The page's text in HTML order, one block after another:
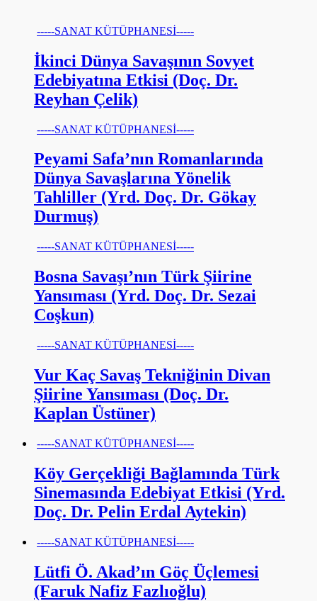
-----SANAT KÜTÜPHANESİ-----
İkinci Dünya Savaşının Sovyet
Edebiyatına Etkisi (Doç. Dr.
Reyhan Çelik)
-----SANAT KÜTÜPHANESİ-----
Peyami Safa’nın Romanlarında
Dünya Savaşlarına Yönelik
Tahliller (Yrd. Doç. Dr. Gökay
Durmuş)
-----SANAT KÜTÜPHANESİ-----
Bosna Savaşı’nın Türk Şiirine
Yansıması (Yrd. Doç. Dr. Sezai
Coşkun)
-----SANAT KÜTÜPHANESİ-----
Vur Kaç Savaş Tekniğinin Divan
Şiirine Yansıması (Doç. Dr.
Kaplan Üstüner)
-----SANAT KÜTÜPHANESİ-----
Köy Gerçekliği Bağlamında Türk
Sinemasında Edebiyat Etkisi (Yrd.
Doç. Dr. Pelin Erdal Aytekin)
-----SANAT KÜTÜPHANESİ-----
Lütfi Ö. Akad’ın Göç Üçlemesi
(Faruk Nafiz Fazlıoğlu)